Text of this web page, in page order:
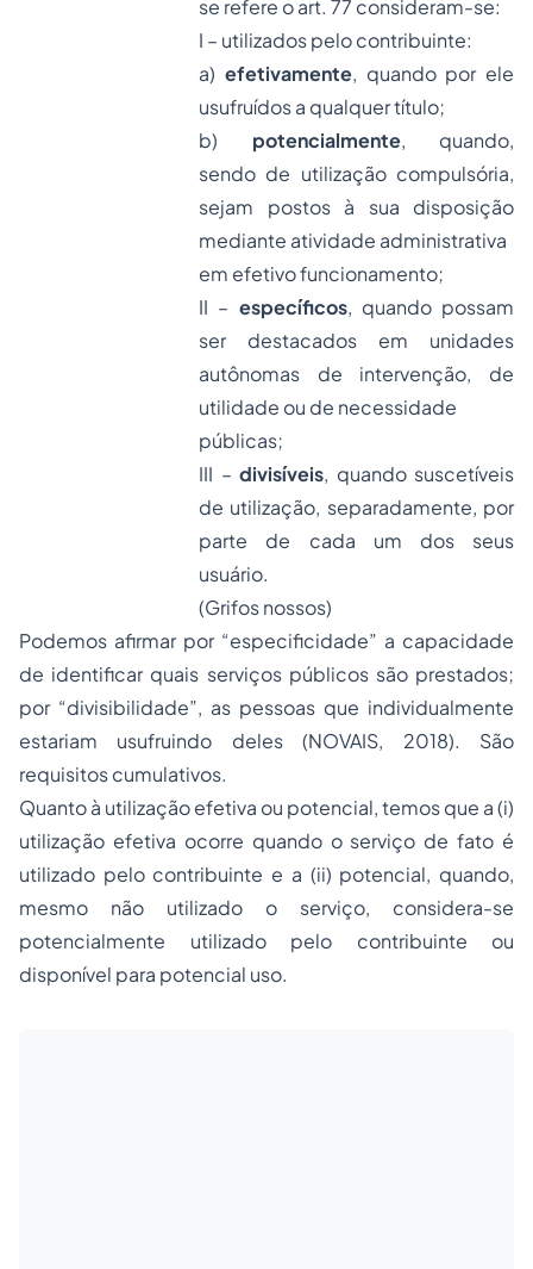
se refere o art. 77 consideram-se:
I – utilizados pelo contribuinte:
a) efetivamente, quando por ele
usufruídos a qualquer título;
b) potencialmente, quando,
sendo de utilização compulsória,
sejam postos à sua disposição
mediante atividade administrativa
em efetivo funcionamento;
II – específicos, quando possam
ser destacados em unidades
autônomas de intervenção, de
utilidade ou de necessidade
públicas;
III –divisíveis, quando suscetíveis
de utilização, separadamente, por
parte de cada um dos seus
usuário.
(Grifos nossos)
Podemos afirmar por “especificidade” a capacidade
de identificar quais serviços públicos são prestados;
por “divisibilidade”, as pessoas que individualmente
estariam usufruindo deles (NOVAIS, 2018). São
requisitos cumulativos.
Quanto à utilização efetiva ou potencial, temos que a (i)
utilização efetiva ocorre quando o serviço de fato é
utilizado pelo contribuinte e a (ii) potencial, quando,
mesmo não utilizado o serviço, considera-se
potencialmente utilizado pelo contribuinte ou
disponível para potencial uso.